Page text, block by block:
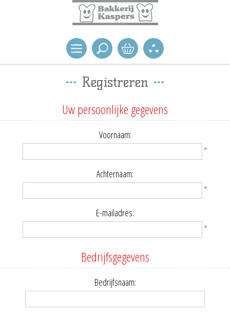
Registreren
Uw persoonlijke gegevens
Voornaam:
*
Achternaam:
*
E-mailadres:
*
Bedrijfsgegevens
Bedrijfsnaam: